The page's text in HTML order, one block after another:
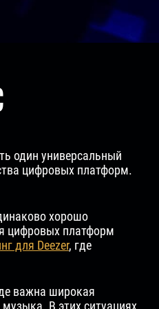
один универсальный
цифровых платформ.
хорошо
цифровых платформ
для Deezer, где
важна широкая
В этих ситуациях